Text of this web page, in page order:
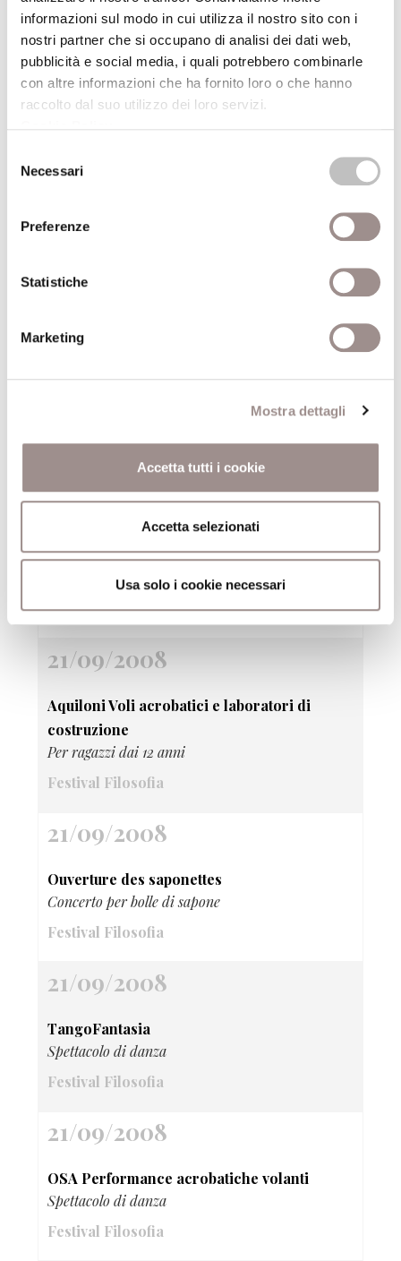
informazioni sul modo in cui utilizza il nostro sito con i
nostri partner che si occupano di analisi dei dati web,
pubblicità e social media, i quali potrebbero combinarle
con altre informazioni che ha fornito loro o che hanno
raccolto dal suo utilizzo dei loro servizi.
delNecessari
Preferenze
Statistiche
Marketing
Mostra dettagli
Accetta tutti i cookie
Accetta selezionati
Usa solo i cookie necessari
21/09/2008
Fantasia esatta I colori della luce di Bruno
Munari
Laboratorio scientifico per ragazzi da 6 a 12 anni
Festival Filosofia
21/09/2008
La danza delle farfalle
Laboratorio scientifico per bambini da 3 a 5 anni
Festival Filosofia
21/09/2008
Aquiloni Voli acrobatici e laboratori di
costruzione
Per ragazzi dai 12 anni
Festival Filosofia
21/09/2008
Ouverture des saponettes
Concerto per bolle di sapone
Festival Filosofia
21/09/2008
TangoFantasia
Spettacolo di danza
Festival Filosofia
21/09/2008
OSA Performance acrobatiche volanti
Spettacolo di danza
Festival Filosofia